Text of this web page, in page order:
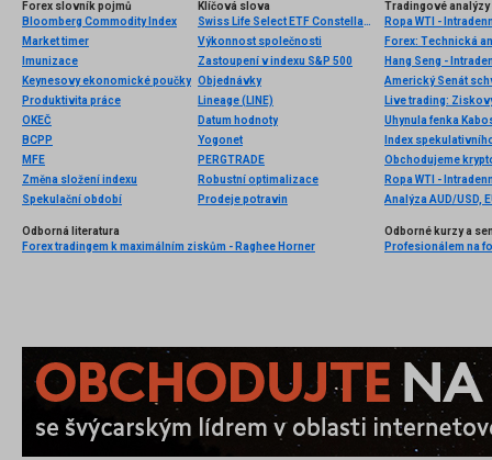
Forex slovník pojmů
Bloomberg Commodity Index
Market timer
Imunizace
Keynesovy ekonomické poučky
Produktivita práce
OKEČ
BCPP
MFE
Změna složení indexu
Spekulační období
Klíčová slova
Swiss Life Select ETF Constellation
Výkonnost společnosti
Zastoupení v indexu S&P 500
Objednávky
Lineage (LINE)
Datum hodnoty
Yogonet
PERGTRADE
Robustní optimalizace
Prodeje potravin
Tradingové analýzy
Ropa WTI -
Forex: Technická
Hang Seng -
Americký Senát
Live trading:
Uhynula fenka
Index
Ropa WTI -
Analýza AUD/USD,
Odborná literatura
Forex tradingem k maximálním ziskům - Raghee Horner
Odborné kurzy a
Profesionálem na